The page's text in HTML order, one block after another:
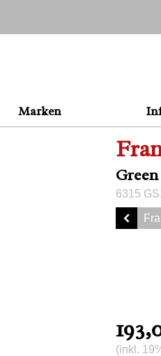
Marken
6315
(inkl.